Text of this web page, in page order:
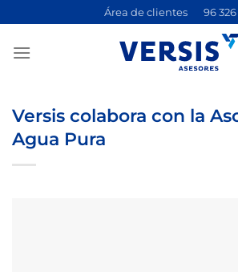
contenido
Área de clientes 96
Versis colabora con la
Agua Pura